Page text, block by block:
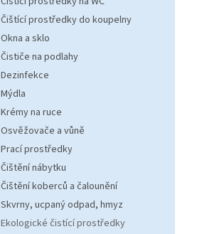
Čištící prostředky do koupelny
Okna a sklo
Čističe na podlahy
Dezinfekce
Mýdla
Krémy na ruce
Osvěžovače a vůně
Prací prostředky
Čištění nábytku
Čištění koberců a čalounění
Skvrny, ucpaný odpad, hmyz
Ekologické čistící prostředky